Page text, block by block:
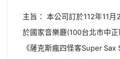
主旨： 本公司訂於112年11
於國家音樂廳(100台北市中
《薩克斯瘋四怪客Super